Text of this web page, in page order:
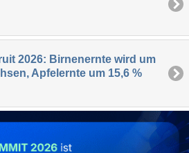
2026: Birnenernte wird um
Apfelernte um 15,6 %